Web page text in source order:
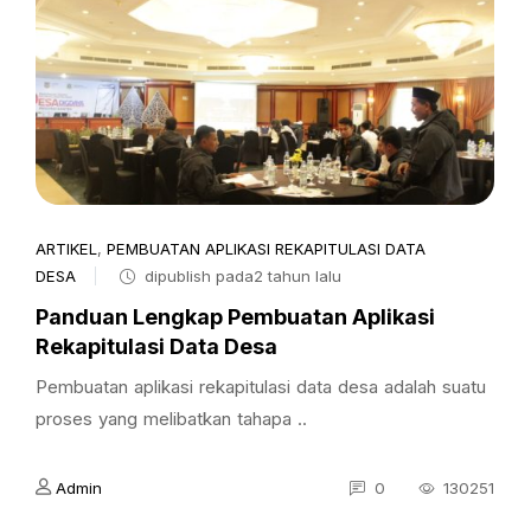
ARTIKEL , PEMBUATAN APLIKASI REKAPITULASI DATA
DESA
dipublish pada2 tahun lalu
Panduan Lengkap Pembuatan Aplikasi
Rekapitulasi Data Desa
Pembuatan aplikasi rekapitulasi data desa adalah suatu
proses yang melibatkan tahapa ..
Admin 0 130251